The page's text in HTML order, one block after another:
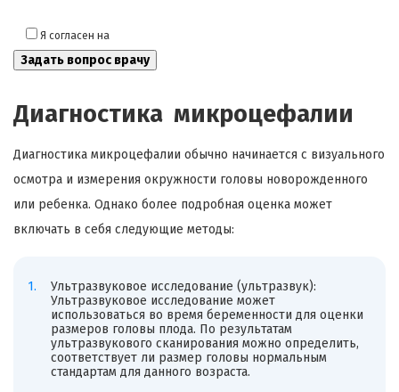
Я согласен на
Диагностика микроцефалии
Диагностика микроцефалии обычно начинается с визуального
осмотра и измерения окружности головы новорожденного
или ребенка. Однако более подробная оценка может
включать в себя следующие методы:
Ультразвуковое исследование (ультразвук):
Ультразвуковое исследование может
использоваться во время беременности для оценки
размеров головы плода. По результатам
ультразвукового сканирования можно определить,
соответствует ли размер головы нормальным
стандартам для данного возраста.